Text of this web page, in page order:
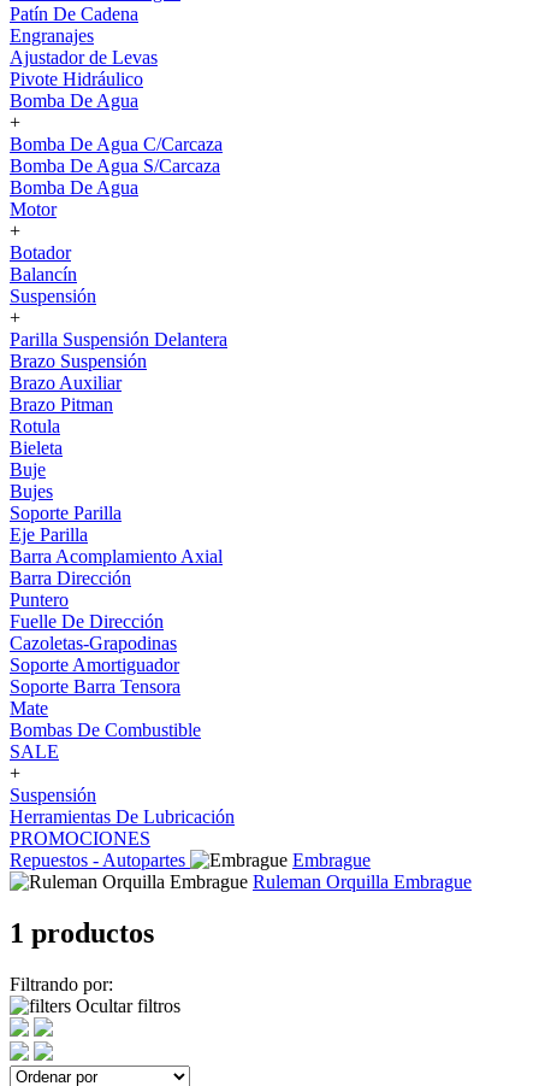
Patín De Cadena
Engranajes
Ajustador de Levas
Pivote Hidráulico
Bomba De Agua
+
Bomba De Agua C/Carcaza
Bomba De Agua S/Carcaza
Bomba De Agua
Motor
+
Botador
Balancín
Suspensión
+
Parilla Suspensión Delantera
Brazo Suspensión
Brazo Auxiliar
Brazo Pitman
Rotula
Bieleta
Buje
Bujes
Soporte Parilla
Eje Parilla
Barra Acomplamiento Axial
Barra Dirección
Puntero
Fuelle De Dirección
Cazoletas-Grapodinas
Soporte Amortiguador
Soporte Barra Tensora
Mate
Bombas De Combustible
SALE
+
Suspensión
Herramientas De Lubricación
PROMOCIONES
Repuestos - Autopartes
Embrague
Ruleman Orquilla Embrague
1 productos
Filtrando por:
Ocultar filtros